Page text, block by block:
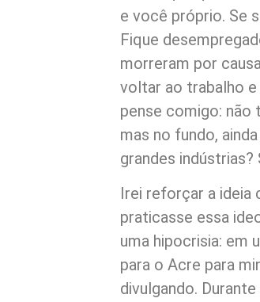
e você próprio. Se
Fique
morreram por
voltar ao trabalho e
pense comigo:
mas no fundo,
grandes
Irei reforçar a ideia
praticasse essa
uma hipocrisia: em
para o Acre para
divulgando.